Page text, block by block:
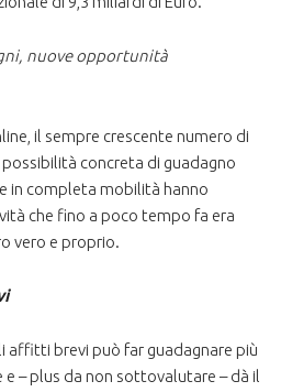
nuove opportunità
il sempre crescente numero di
concreta di guadagno
in completa mobilità hanno
che fino a poco tempo fa era
vero e proprio.
affitti brevi può far guadagnare più
– plus da non sottovalutare – dà il